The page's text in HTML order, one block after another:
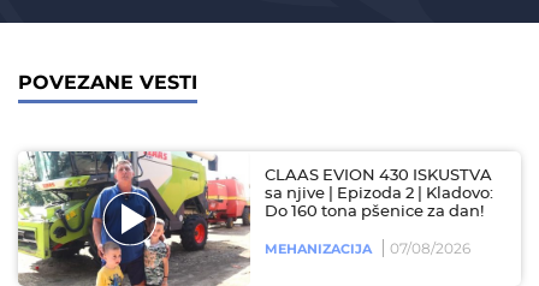
POVEZANE VESTI
CLAAS EVION 430 ISKUSTVA
sa njive | Epizoda 2 | Kladovo:
Do 160 tona pšenice za dan!
MEHANIZACIJA 07/08/2026